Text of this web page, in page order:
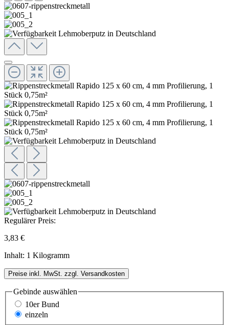
Regulärer Preis:
3,83 €
Inhalt: 1 Kilogramm
Preise inkl. MwSt. zzgl. Versandkosten
Gebinde auswählen
10er Bund
einzeln